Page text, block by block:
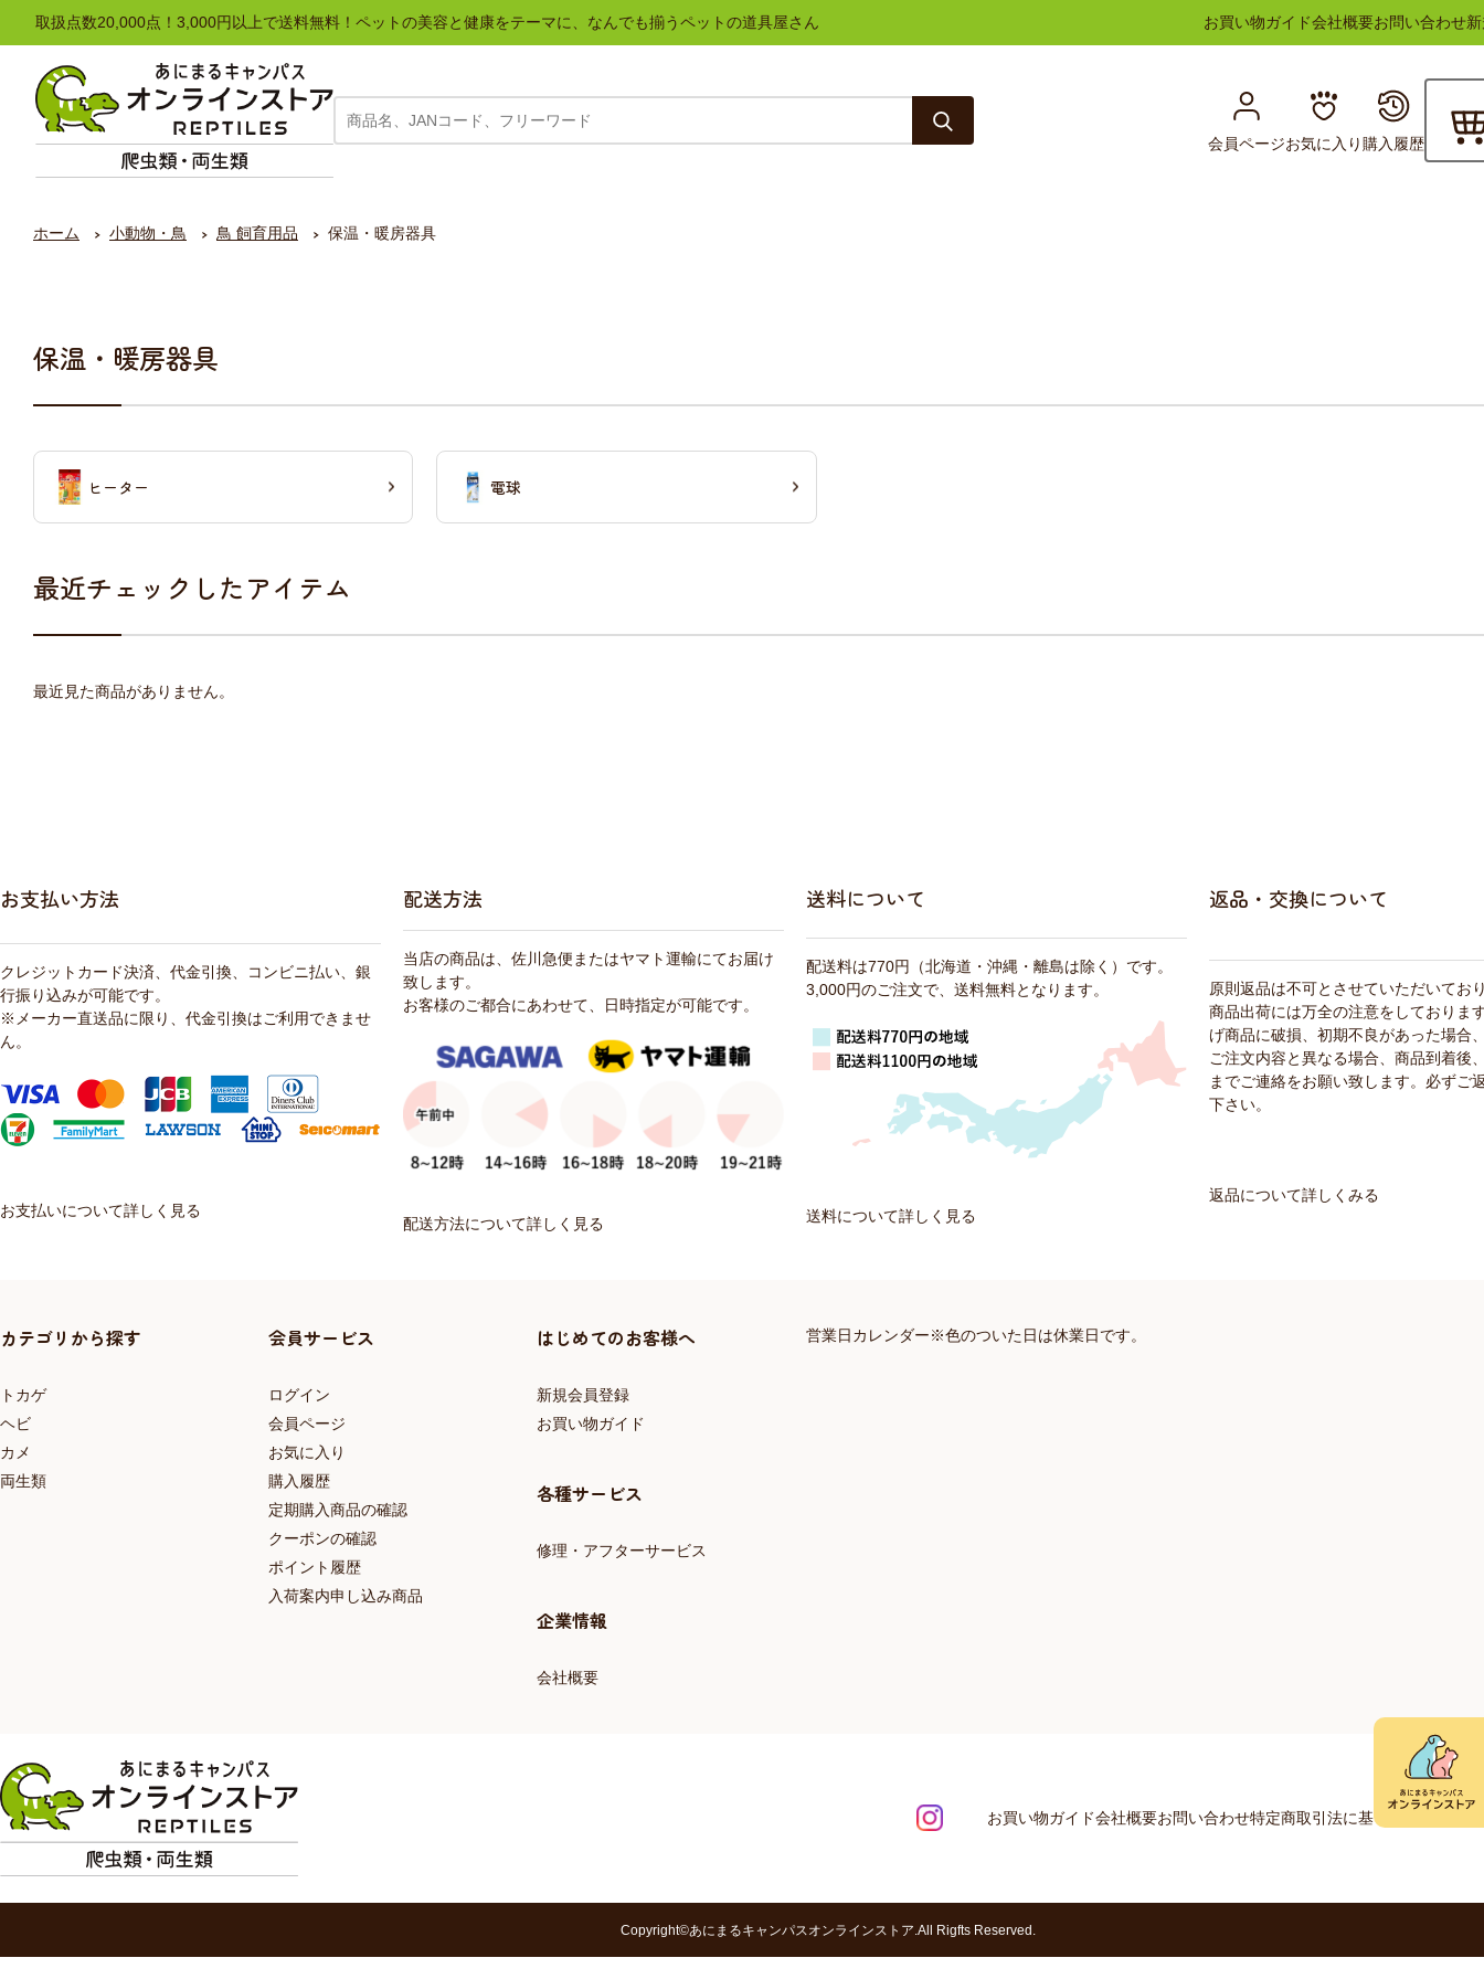
取扱点数20,000点！3,000円以上で送料無料！ペットの美容と健康をテーマに、なんでも揃うペットの道具屋さん お買い物ガイド会社概要お問い合わせ
会員ページお気に入り 購入履歴
ホーム 小動物・鳥 鳥 飼育用品 保温・暖房器具
保温・暖房器具
ヒーター 電球
最近チェックしたアイテム
最近見た商品がありません。
お支払い方法
クレジットカード決済、代金引換、コンビニ払い、銀
行振り込みが可能です。
※メーカー直送品に限り、代金引換はご利用できませ
ん。
お支払いについて詳しく見る
配送方法
当店の商品は、佐川急便またはヤマト運輸にてお届け
致します。
お客様のご都合にあわせて、日時指定が可能です。
配送方法について詳しく見る
送料について
配送料は770円（北海道・沖縄・離島は除く）です。
3,000円のご注文で、送料無料となります。
送料について詳しく見る
返品・交換について
原則返品は不可とさせていただいてお
商品出荷には万全の注意をしておりま
げ商品に破損、初期不良があった場合
ご注文内容と異なる場合、商品到着後
までご連絡をお願い致します。必ずご
下さい。
返品について詳しくみる
カテゴリから探す
トカゲ
ヘビ
カメ
両生類
会員サービス
ログイン
会員ページ
お気に入り
購入履歴
定期購入商品の確認
クーポンの確認
ポイント履歴
入荷案内申し込み商品
はじめてのお客様へ
新規会員登録
お買い物ガイド
各種サービス
修理・アフターサービス
企業情報
会社概要
営業日カレンダー※色のついた日は休業日です。
お買い物ガイド会社概要お問い合わせ特定商取引法に基づく表示
Copyright©あにまるキャンパスオンラインストア.All Rigfts Reserved.